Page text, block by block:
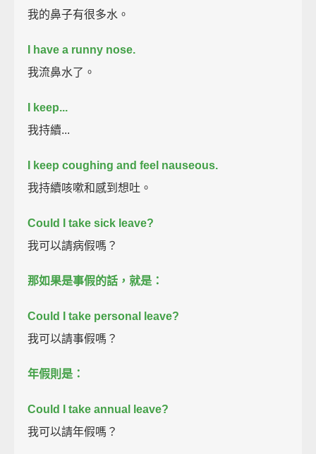
我的鼻子有很多水。
I have a runny nose.
我流鼻水了。
I keep...
我持續...
I keep coughing and feel nauseous.
我持續咳嗽和感到想吐。
Could I take sick leave?
我可以請病假嗎？
那如果是事假的話，就是：
Could I take personal leave?
我可以請事假嗎？
年假則是：
Could I take annual leave?
我可以請年假嗎？